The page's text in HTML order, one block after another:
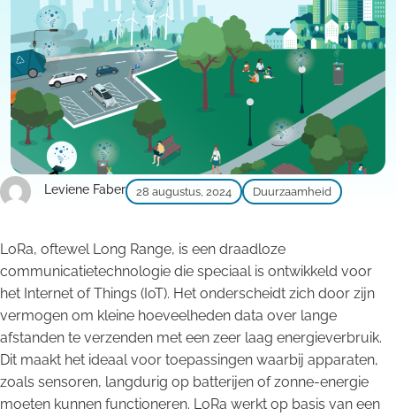
Leviene Faber 28 augustus, 2024 Duurzaamheid
LoRa, oftewel Long Range, is een draadloze
communicatietechnologie die speciaal is ontwikkeld voor
het Internet of Things (IoT). Het onderscheidt zich door zijn
vermogen om kleine hoeveelheden data over lange
afstanden te verzenden met een zeer laag energieverbruik.
Dit maakt het ideaal voor toepassingen waarbij apparaten,
zoals sensoren, langdurig op batterijen of zonne-energie
moeten kunnen functioneren. LoRa werkt op basis van een